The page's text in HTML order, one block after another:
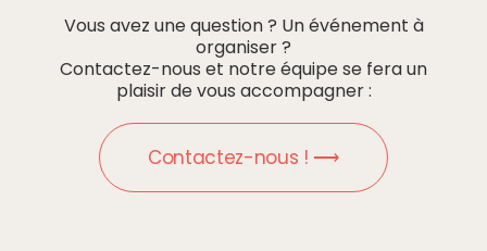
Vous avez une question ? Un événement à
organiser ?
Contactez-nous et notre équipe se fera un
plaisir de vous accompagner :
Contactez-nous ! ⟶